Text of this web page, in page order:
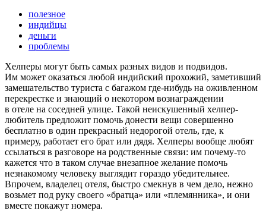
полезное
индийцы
деньги
проблемы
Хелперы могут быть самых разных видов и подвидов.
Им может оказаться любой индийский прохожий, заметивший
замешательство туриста с багажом где-нибудь на оживленном
перекрестке и знающий о некотором вознаграждении
в отеле на соседней улице. Такой неискушенный хелпер-
любитель предложит помочь донести вещи совершенно
бесплатно в один прекрасный недорогой отель, где, к
примеру, работает его брат или дядя. Хелперы вообще любят
ссылаться в разговоре на родственные связи: им почему-то
кажется что в таком случае внезапное желание помочь
незнакомому человеку выглядит гораздо убедительнее.
Впрочем, владелец отеля, быстро смекнув в чем дело, нежно
возьмет под руку своего «братца» или «племянника», и они
вместе покажут номера.